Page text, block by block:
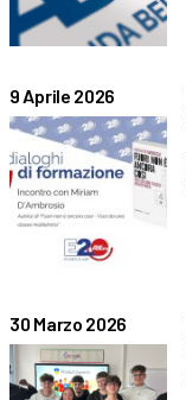
9 Aprile 2026
30 Marzo 2026